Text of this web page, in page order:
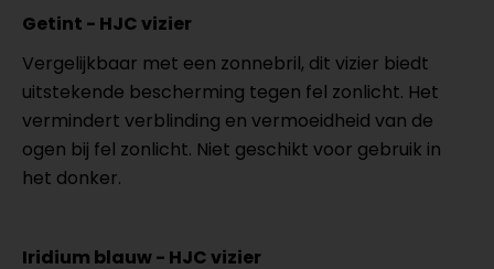
Getint - HJC vizier
Vergelijkbaar met een zonnebril, dit vizier biedt
uitstekende bescherming tegen fel zonlicht. Het
vermindert verblinding en vermoeidheid van de
ogen bij fel zonlicht. Niet geschikt voor gebruik in
het donker.
Iridium blauw - HJC vizier